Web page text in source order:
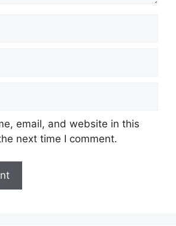
email, and website in this
next time I comment.